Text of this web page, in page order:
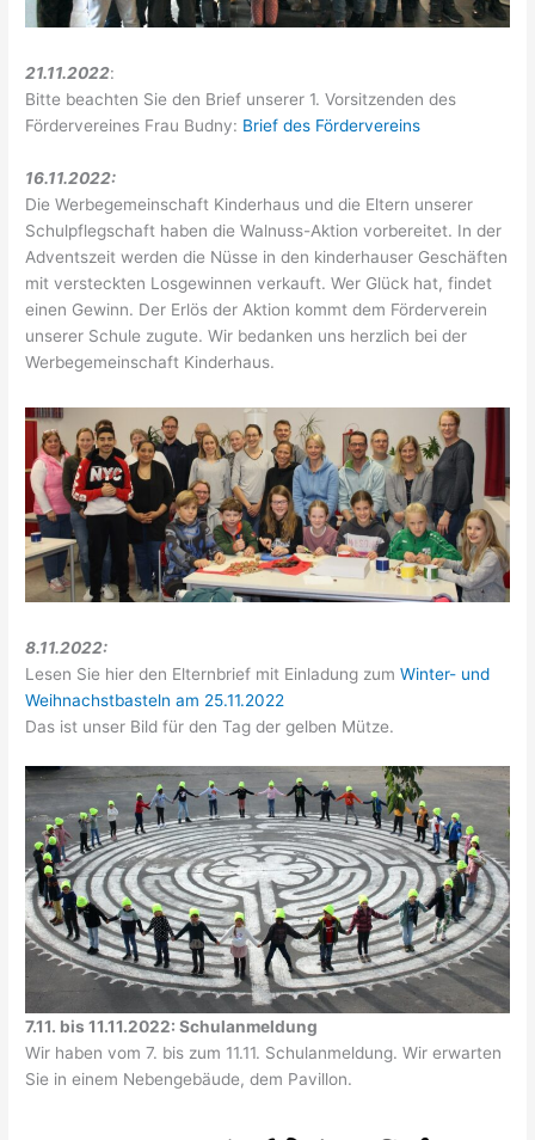
21.11.2022:
Bitte beachten Sie den Brief unserer 1. Vorsitzenden des
Fördervereines Frau Budny: Brief des Fördervereins
16.11.2022:
Die Werbegemeinschaft Kinderhaus und die Eltern unserer
Schulpflegschaft haben die Walnuss-Aktion vorbereitet. In der
Adventszeit werden die Nüsse in den kinderhauser Geschäften
mit versteckten Losgewinnen verkauft. Wer Glück hat, findet
einen Gewinn. Der Erlös der Aktion kommt dem Förderverein
unserer Schule zugute. Wir bedanken uns herzlich bei der
Werbegemeinschaft Kinderhaus.
8.11.2022:
Lesen Sie hier den Elternbrief mit Einladung zumWinter- und
Weihnachstbasteln am 25.11.2022
Das ist unser Bild für den Tag der gelben Mütze.
7.11. bis 11.11.2022: Schulanmeldung
Wir haben vom 7. bis zum 11.11. Schulanmeldung. Wir erwarten
Sie in einem Nebengebäude, dem Pavillon.